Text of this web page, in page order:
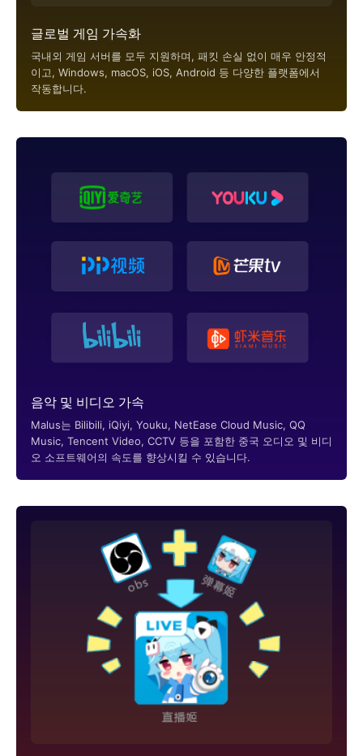
글로벌 게임 가속화
국내외 게임 서버를 모두 지원하며, 패킷 손실 없이 매우 안정적
이고, Windows, macOS, iOS, Android 등 다양한 플랫폼에서
작동합니다.
음악 및 비디오 가속
Malus는 Bilibili, iQiyi, Youku, NetEase Cloud Music, QQ
Music, Tencent Video, CCTV 등을 포함한 중국 오디오 및 비디
오 소프트웨어의 속도를 향상시킬 수 있습니다.